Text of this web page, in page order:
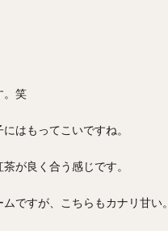
。笑
はもってこいですね。
が良く合う感じです。
ですが、こちらもカナリ甘い。